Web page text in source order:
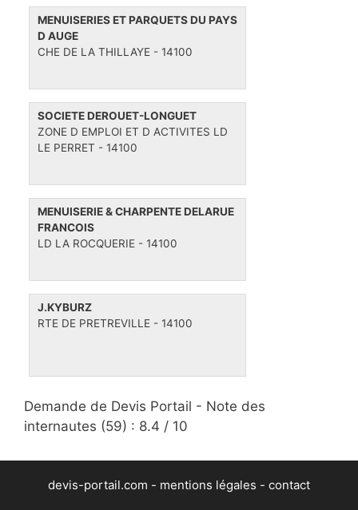
MENUISERIES ET PARQUETS DU PAYS
D AUGE
CHE DE LA THILLAYE - 14100
SOCIETE DEROUET-LONGUET
ZONE D EMPLOI ET D ACTIVITES LD
LE PERRET - 14100
MENUISERIE & CHARPENTE DELARUE
FRANCOIS
LD LA ROCQUERIE - 14100
J.KYBURZ
RTE DE PRETREVILLE - 14100
Demande de Devis Portail - Note des
internautes (59) : 8.4 / 10
devis-portail.com - mentions légales - contact